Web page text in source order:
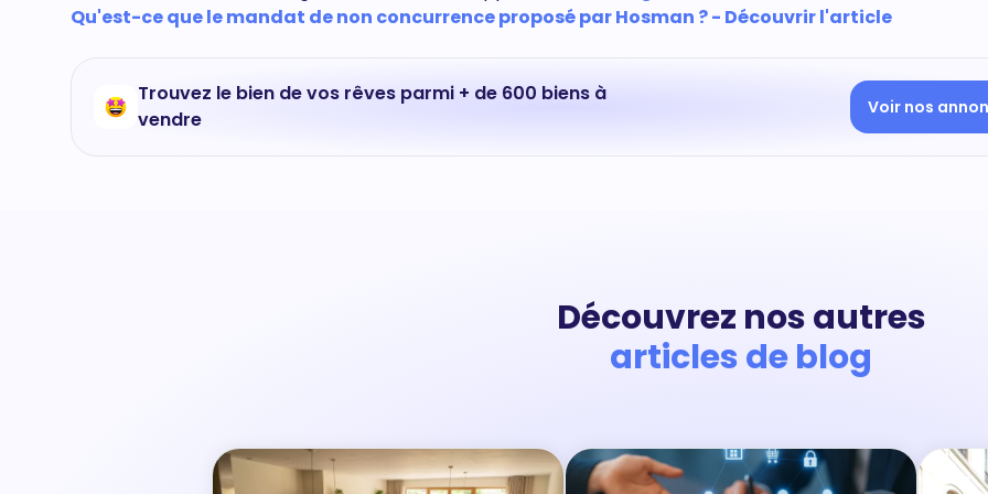
Qu'est-ce que le mandat de non concurrence proposé par Hosman ? - Découvrir l'article
Trouvez le bien de vos rêves parmi + de 600 biens à
vendre
Voir nos
Découvrez nos autres
articles de blog